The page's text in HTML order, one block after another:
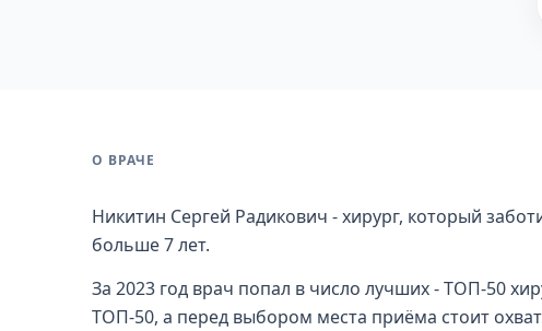
О ВРАЧЕ
Никитин Сергей Радикович - хирург, который
больше 7 лет.
За 2023 год врач попал в число лучших - ТОП-50
ТОП-50, а перед выбором места приёма стоит